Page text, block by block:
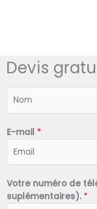
Devis
*
E-mail *
Votre numéro de
suplémentaires). *